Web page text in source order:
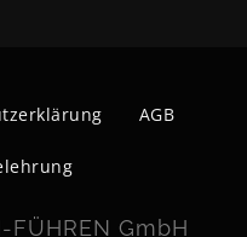
AGB
FÜHREN GmbH